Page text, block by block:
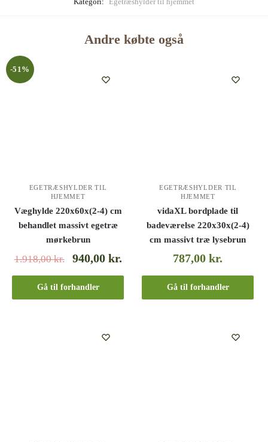
Andre købte også
-51%
EGETRÆSHYLDER TIL
HJEMMET
Væghylde 220x60x(2-4) cm
behandlet massivt egetræ
mørkebrun
1.918,00kr. 940,00 kr.
Gå til forhandler
EGETRÆSHYLDER TIL
HJEMMET
vidaXL bordplade til
badeværelse 220x30x(2-4)
cm massivt træ lysebrun
787,00kr.
Gå til forhandler